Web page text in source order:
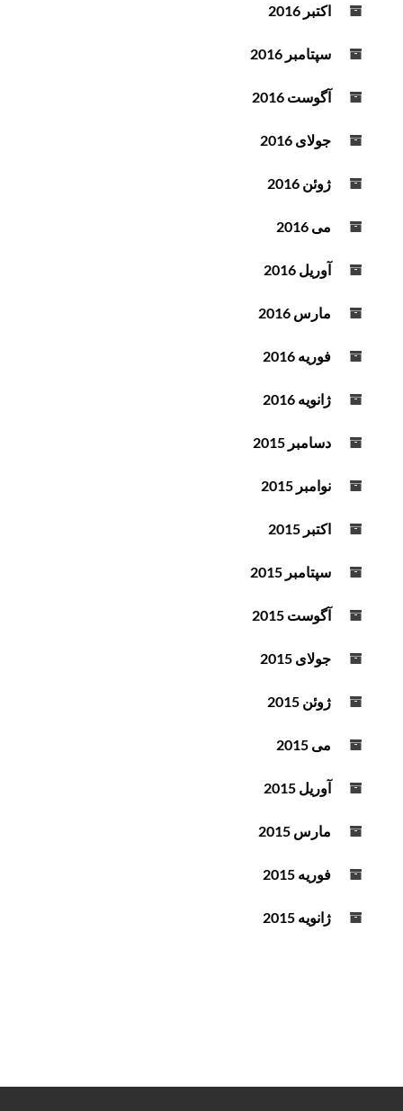
اکتبر 2016
سپتامبر 2016
آگوست 2016
جولای 2016
ژوئن 2016
می 2016
آوریل 2016
مارس 2016
فوریه 2016
ژانویه 2016
دسامبر 2015
نوامبر 2015
اکتبر 2015
سپتامبر 2015
آگوست 2015
جولای 2015
ژوئن 2015
می 2015
آوریل 2015
مارس 2015
فوریه 2015
ژانویه 2015